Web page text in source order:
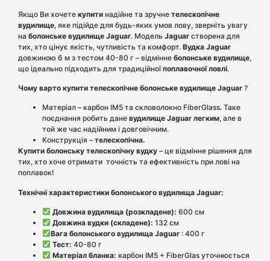
Якщо Ви хочете купити надійне та зручне телескопічне
вудилище, яке підійде для будь-яких умов лову, зверніть увагу
на болонське вудилище Jaguar. Модель Jaguar створена для
тих, хто цінує якість, чутливість та комфорт. Вудка Jaguar
довжиною 6 м з тестом 40-80 г – відмінне болонське вудилище,
що ідеально підходить для традиційноїпоплавочної ловлі.
Чому варто купити телескопічне болонське вудилище Jaguar ?
Матеріал – карбон IM5 та скловолокно FiberGlass. Таке
поєднання робить дане вудилище Jaguar легким, але в
той же час надійним і довговічним.
Конструкція – телескопічна.
Купити болонську телескопічну вудку – це відмінне рішення для
тих, хто хоче отримати точність та ефективність при лові на
поплавок!
Технічні характеристики болонського вудилища Jaguar:
Довжина вудилища (розкладене): 600 см
Довжина вудки (складене): 132 см
Вага болонського вудилища Jaguar: 400 г
Тест: 40-80 г
Матеріал бланка: карбон IM5 + FiberGlas уточнюється